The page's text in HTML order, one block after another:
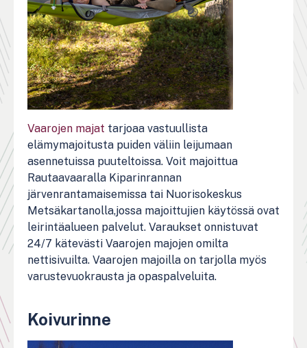
Vaarojen majat tarjoaa vastuullista
elämymajoitusta puiden väliin leijumaan
asennetuissa puuteltoissa. Voit majoittua
Rautaavaaralla Kiparinrannan
järvenrantamaisemissa tai Nuorisokeskus
Metsäkartanolla,jossa majoittujien käytössä ovat
leirintäalueen palvelut. Varaukset onnistuvat
24/7 kätevästi Vaarojen majojen omilta
nettisivuilta. Vaarojen majoilla on tarjolla myös
varustevuokrausta ja opaspalveluita.
Koivurinne